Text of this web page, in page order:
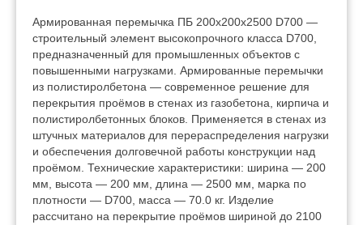
Армированная перемычка ПБ 200х200х2500 D700 —
строительный элемент высокопрочного класса D700,
предназначенный для промышленных объектов с
повышенными нагрузками. Армированные перемычки
из полистиролбетона — современное решение для
перекрытия проёмов в стенах из газобетона, кирпича и
полистиролбетонных блоков. Применяется в стенах из
штучных материалов для перераспределения нагрузки
и обеспечения долговечной работы конструкции над
проёмом. Технические характеристики: ширина — 200
мм, высота — 200 мм, длина — 2500 мм, марка по
плотности — D700, масса — 70.0 кг. Изделие
рассчитано на перекрытие проёмов шириной до 2100